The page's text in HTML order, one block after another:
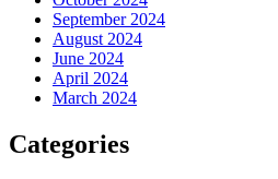
September 2024
August 2024
June 2024
April 2024
March 2024
Categories